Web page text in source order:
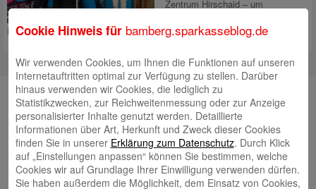
Zentrum Hirschaid – um
Entwickeln. Das MINT-Zentrum in Hirschaid hatMehr lesen
Unsere Autorinnen und Autoren
Andrea Rupprecht
Cookie Hinweis für bamberg.sparkasseblog.de
Wir verwenden Cookies, um Ihnen die Funktionen auf unseren
Internetauftritten optimal zur Verfügung zu stellen. Darüber
hinaus verwenden wir Cookies, die lediglich zu
Statistikzwecken, zur Reichweitenmessung oder zur Anzeige
personalisierter Inhalte genutzt werden. Detaillierte
Informationen über Art, Herkunft und Zweck dieser Cookies
finden Sie in unserer Erklärung zum Datenschutz. Durch Klick
auf „Einstellungen anpassen“ können Sie bestimmen, welche
Cookies wir auf Grundlage Ihrer Einwilligung verwenden dürfen.
Sie haben außerdem die Möglichkeit, dem Einsatz von Cookies,